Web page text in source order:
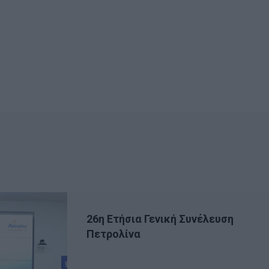
26η Ετήσια Γενική Συνέλευση
Πετρολίνα